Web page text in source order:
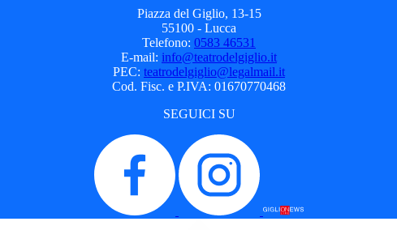
Piazza del Giglio, 13-15
55100 - Lucca
Telefono: 0583 46531
E-mail: info@teatrodelgiglio.it
PEC: teatrodelgiglio@legalmail.it
Cod. Fisc. e P.IVA: 01670770468
SEGUICI SU